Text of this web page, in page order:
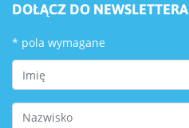
DOŁĄCZ DO NEWSLETTERA
* pola wymagane
First Name
Last Name